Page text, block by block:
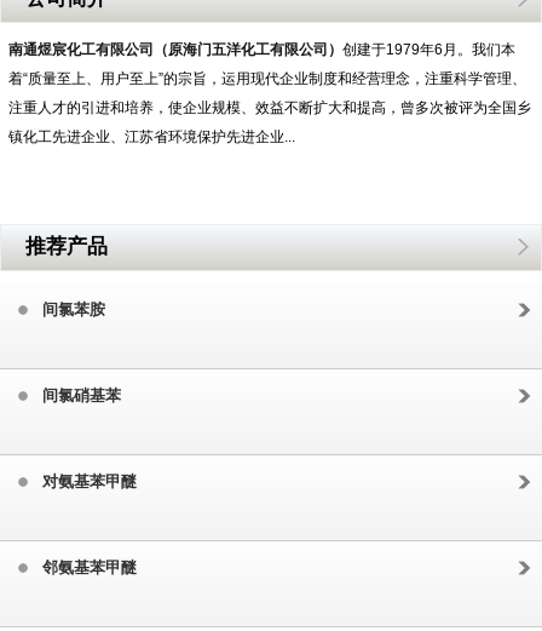
南通煜宸化工有限公司（原海门五洋化工有限公司） 创建于1979年6月。我们本
着“质量至上、用户至上”的宗旨，运用现代企业制度和经营理念，注重科学管理、
注重人才的引进和培养，使企业规模、效益不断扩大和提高，曾多次被评为全国乡
镇化工先进企业、江苏省环境保护先进企业...
推荐产品
间氯苯胺
间氯硝基苯
对氨基苯甲醚
邻氨基苯甲醚